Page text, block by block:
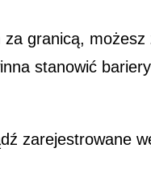
granicą,
stanowić
zarejestrowane